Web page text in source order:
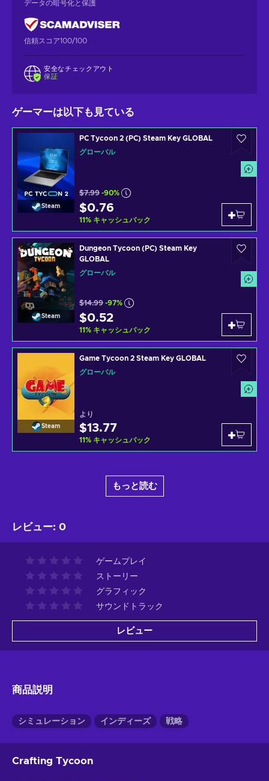
データの暗号化と保護
信頼スコア100/100
安全なチェックアウト
保証
ゲーマーは以下も見ている
Steam
PC Tycoon 2 (PC) Steam Key GLOBAL
グローバル
$7.99 -90%
$0.76
11% キャッシュバック
Steam
Dungeon Tycoon (PC) Steam Key
GLOBAL
グローバル
$14.99 -97%
$0.52
11% キャッシュバック
Steam
Game Tycoon 2 Steam Key GLOBAL
グローバル
より
$13.77
11% キャッシュバック
もっと読む
レビュー: 0
ゲームプレイ
ストーリー
グラフィック
サウンドトラック
レビュー
商品説明
シミュレーション インディーズ 戦略
Crafting Tycoon